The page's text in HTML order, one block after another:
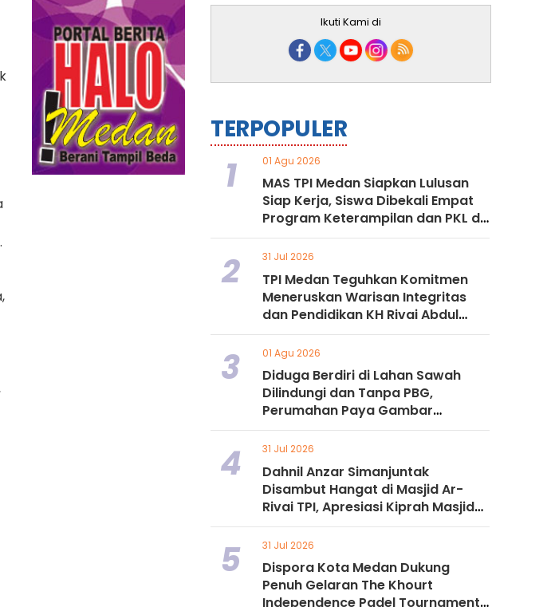
Ikuti Kami di
TERPOPULER
1 01 Agu 2026
MAS TPI Medan Siapkan Lulusan
Siap Kerja, Siswa Dibekali Empat
Program Keterampilan dan PKL di
Dunia Industri
2 31 Jul 2026
TPI Medan Teguhkan Komitmen
Meneruskan Warisan Integritas
dan Pendidikan KH Rivai Abdul
Manap Nasution
3 01 Agu 2026
Diduga Berdiri di Lahan Sawah
Dilindungi dan Tanpa PBG,
Perumahan Paya Gambar
Residence Jadi Sorotan
4 31 Jul 2026
Dahnil Anzar Simanjuntak
Disambut Hangat di Masjid Ar-
Rivai TPI, Apresiasi Kiprah Masjid
Ramah Pemudik di Sumut
5 31 Jul 2026
Dispora Kota Medan Dukung
Penuh Gelaran The Khourt
Independence Padel Tournament